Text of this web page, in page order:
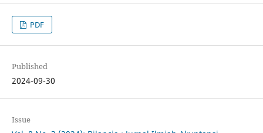
PDF
Published
2024-09-30
Issue